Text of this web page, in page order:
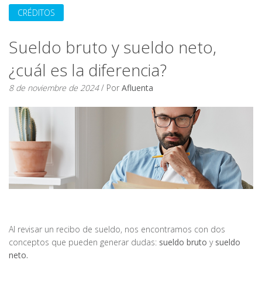
CRÉDITOS
Sueldo bruto y sueldo neto,
¿cuál es la diferencia?
8 de noviembre de 2024/ Por Afluenta
Al revisar un recibo de sueldo, nos encontramos con dos
conceptos que pueden generar dudas: sueldo bruto y sueldo
neto.